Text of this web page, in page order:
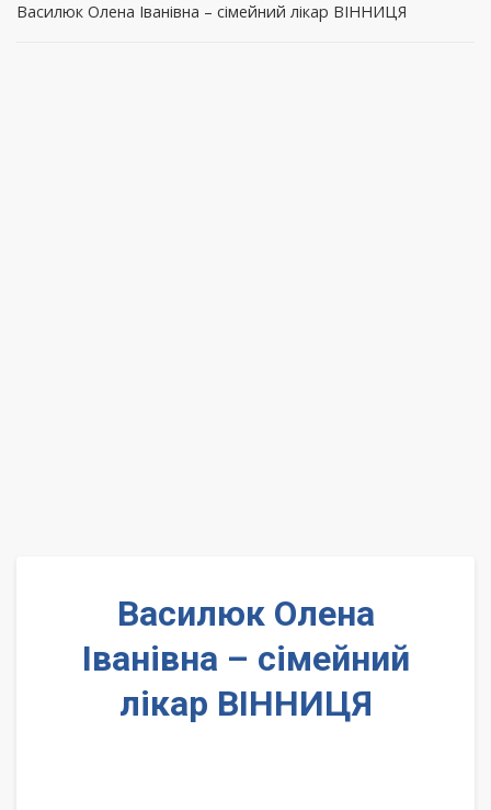
Василюк Олена Іванівна – сімейний лікар ВІННИЦЯ
Василюк Олена
Іванівна – сімейний
лікар ВІННИЦЯ